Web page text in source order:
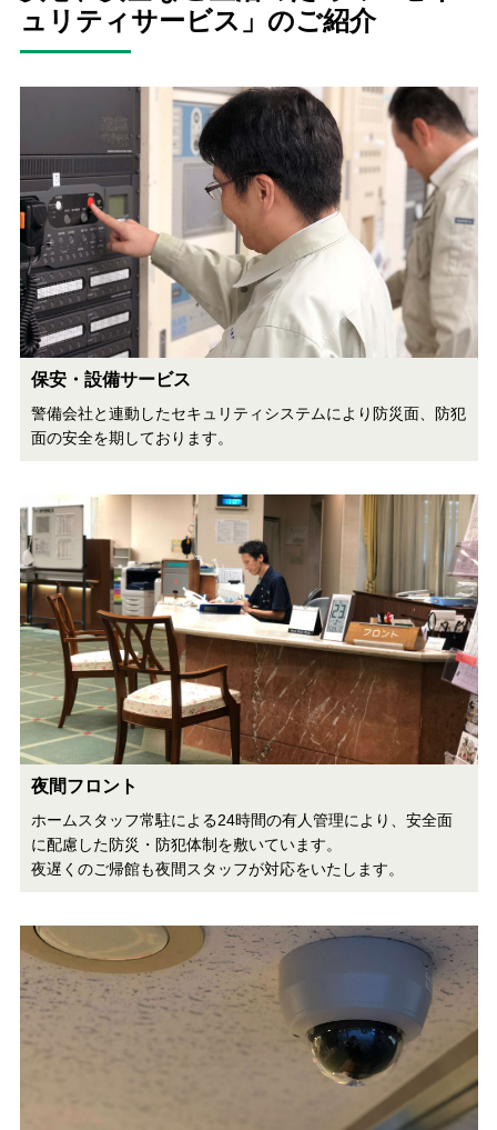
ュリティサービス」のご紹介
保安・設備サービス
警備会社と連動したセキュリティシステムにより防災面、防犯
面の安全を期しております。
夜間フロント
ホームスタッフ常駐による24時間の有人管理により、安全面
に配慮した防災・防犯体制を敷いています。
夜遅くのご帰館も夜間スタッフが対応をいたします。